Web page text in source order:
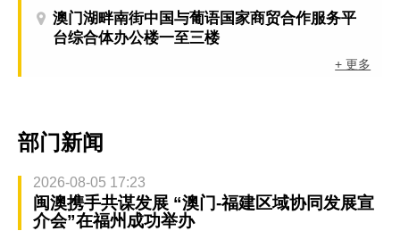
澳门湖畔南街中国与葡语国家商贸合作服务平
台综合体办公楼一至三楼
+ 更多
部门新闻
2026-08-05 17:23
闽澳携手共谋发展 “澳门-福建区域协同发展宣
介会”在福州成功举办